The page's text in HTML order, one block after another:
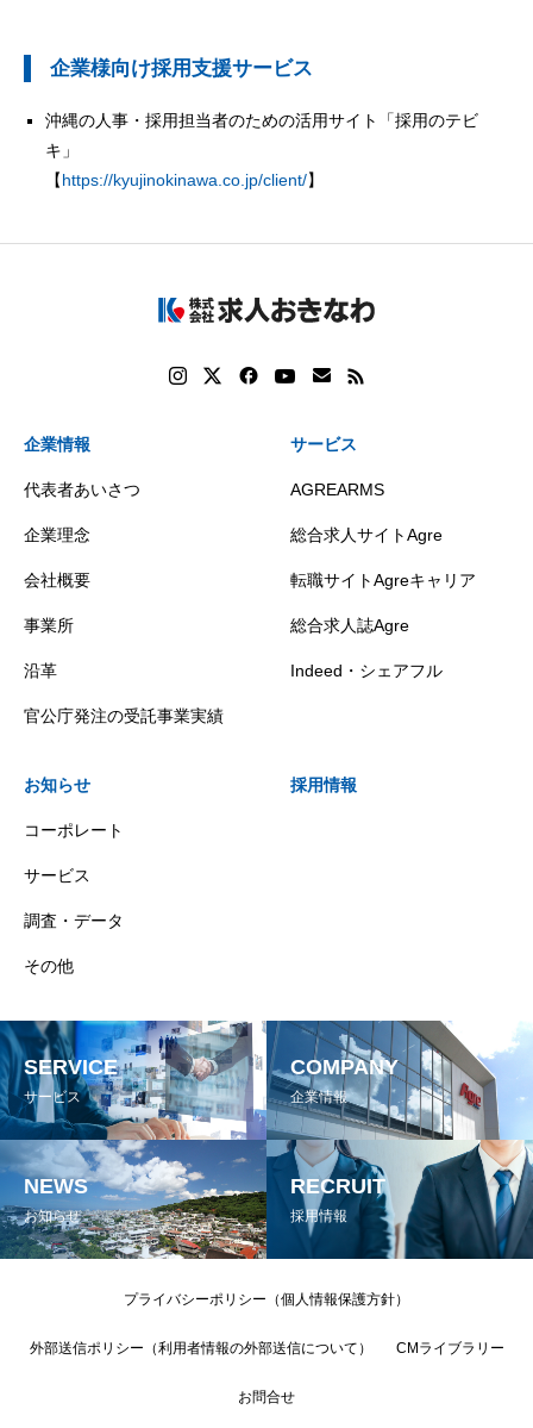
企業様向け採用支援サービス
沖縄の人事・採用担当者のための活用サイト「採用のテビ
キ」
【https://kyujinokinawa.co.jp/client/】
企業情報
代表者あいさつ
企業理念
会社概要
事業所
沿革
官公庁発注の受託事業実績
サービス
AGREARMS
総合求人サイトAgre
転職サイトAgreキャリア
総合求人誌Agre
Indeed・シェアフル
お知らせ
コーポレート
サービス
調査・データ
その他
採用情報
SERVICE
サービス
COMPANY
企業情報
NEWS
お知らせ
RECRUIT
採用情報
プライバシーポリシー（個人情報保護方針）
外部送信ポリシー（利用者情報の外部送信について） CMライブラリー
お問合せ